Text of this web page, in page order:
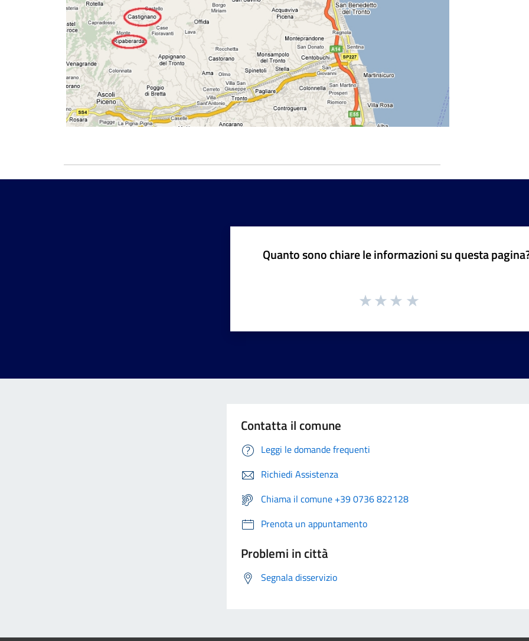
Quanto sono chiare le informazioni su questa
Contatta il comune
Leggi le domande frequenti
Richiedi Assistenza
Chiama il comune +39 0736 822128
Prenota un appuntamento
Problemi in città
Segnala disservizio